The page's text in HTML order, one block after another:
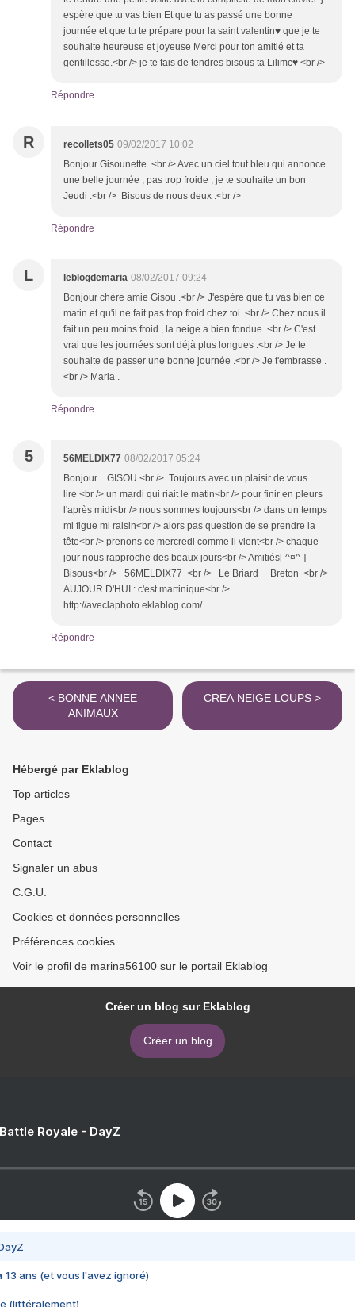
espère que tu vas bien Et que tu as passé une bonne
journée et que tu te prépare pour la saint valentin♥ que je te
souhaite heureuse et joyeuse Merci pour ton amitié et ta
gentillesse.<br /> je te fais de tendres bisous ta Lilimc♥ <br />
Répondre
R recollets05 09/02/2017 10:02
Bonjour Gisounette .<br /> Avec un ciel tout bleu qui annonce
une belle journée , pas trop froide , je te souhaite un bon
Jeudi .<br /> Bisous de nous deux .<br />
Répondre
L leblogdemaria 08/02/2017 09:24
Bonjour chère amie Gisou .<br /> J'espère que tu vas bien ce
matin et qu'il ne fait pas trop froid chez toi .<br /> Chez nous il
fait un peu moins froid , la neige a bien fondue .<br /> C'est
vrai que les journées sont déjà plus longues .<br /> Je te
souhaite de passer une bonne journée .<br /> Je t'embrasse .
<br /> Maria .
Répondre
5 56MELDIX77 08/02/2017 05:24
Bonjour GISOU <br /> Toujours avec un plaisir de vous
lire <br /> un mardi qui riait le matin<br /> pour finir en pleurs
l'après midi<br /> nous sommes toujours<br /> dans un temps
mi figue mi raisin<br /> alors pas question de se prendre la
tête<br /> prenons ce mercredi comme il vient<br /> chaque
jour nous rapproche des beaux jours<br /> Amitiés[-^¤^-]
Bisous<br /> 56MELDIX77 <br /> Le Briard Breton <br />
AUJOUR D'HUI : c'est martinique<br />
http://aveclaphoto.eklablog.com/
Répondre
< BONNE ANNEE
ANIMAUX
CREA NEIGE LOUPS >
Hébergé par Eklablog
Top articles
Pages
Contact
Signaler un abus
C.G.U.
Cookies et données personnelles
Préférences cookies
Voir le profil de marina56100 sur le portail Eklablog
Créer un blog sur Eklablog
Créer un blog
Royale - DayZ
13 ans (et vous l'avez ignoré)
(littéralement)